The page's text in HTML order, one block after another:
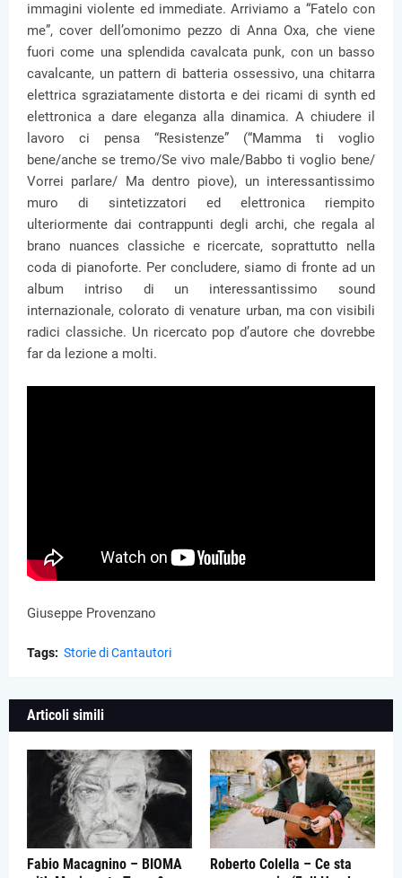
immagini violente ed immediate. Arriviamo a “Fatelo con
me”, cover dell’omonimo pezzo di Anna Oxa, che viene
fuori come una splendida cavalcata punk, con un basso
cavalcante, un pattern di batteria ossessivo, una chitarra
elettrica sgraziatamente distorta e dei ricami di synth ed
elettronica a dare eleganza alla dinamica. A chiudere il
lavoro ci pensa “Resistenze” (“Mamma ti voglio
bene/anche se tremo/Se vivo male/Babbo ti voglio bene/
Vorrei parlare/ Ma dentro piove), un interessantissimo
muro di sintetizzatori ed elettronica riempito
ulteriormente dai contrappunti degli archi, che regala al
brano nuances classiche e ricercate, soprattutto nella
coda di pianoforte. Per concludere, siamo di fronte ad un
album intriso di un interessantissimo sound
internazionale, colorato di venature urban, ma con visibili
radici classiche. Un ricercato pop d’autore che dovrebbe
far da lezione a molti.
Giuseppe Provenzano
Tags: Storie di Cantautori
Articoli simili
Fabio Macagnino – BIOMA
Roberto Colella – Ce sta